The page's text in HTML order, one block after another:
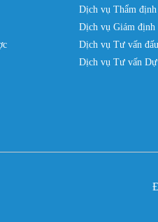
Dịch vụ Thẩm định
Dịch vụ Giám định
Dịch vụ Tư vấn
Dịch vụ Tư vấn Dự